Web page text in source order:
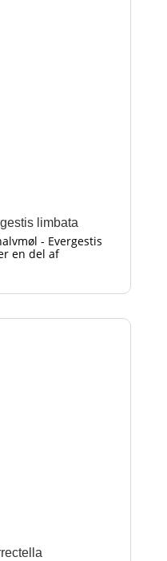
limbata
- Evergestis
en del af